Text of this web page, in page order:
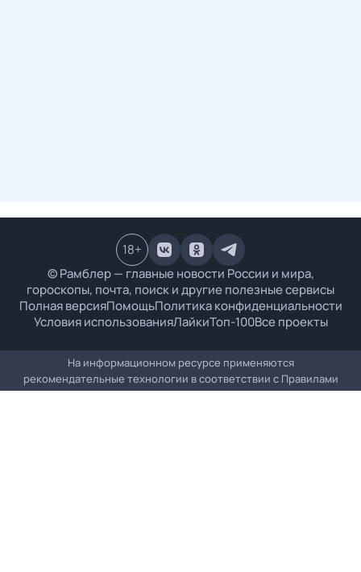
© Рамблер — главные новости России и мира,
гороскопы, почта, поиск и другие полезные сервисы
Полная версияПомощьПолитика конфиденциальности
Условия использованияЛайкиТоп-100Все проекты
18+
На информационном ресурсе применяются
рекомендательные технологии в соответствии с Правилами